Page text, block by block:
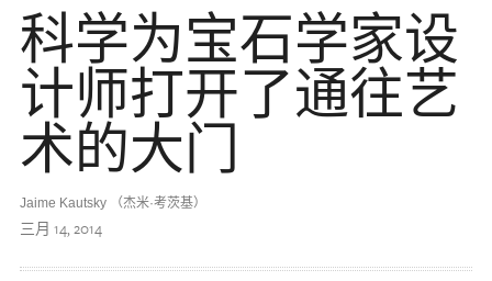
科学为宝石学家设
计师打开了通往艺
术的大门
Jaime Kautsky （杰米·考茨基）
三月 14, 2014